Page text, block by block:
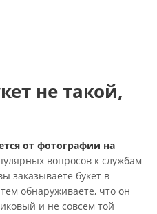
не такой,
от фотографии на
вопросов к службам
заказываете букет в
обнаруживаете, что он
и не совсем той